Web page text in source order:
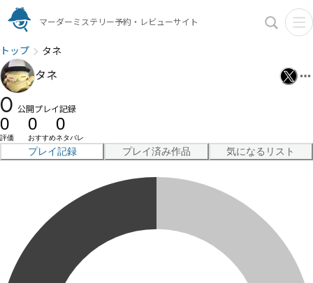
マーダーミステリー予約・レビューサイト
トップ タネ
タネ
0 公開プレイ記録
0
評価
0
おすすめ
0
ネタバレ
プレイ記録 プレイ済み作品 気になるリスト